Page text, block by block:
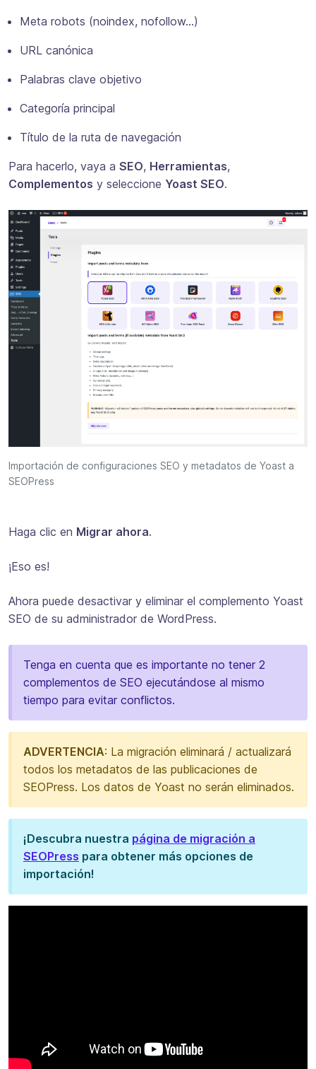
Meta robots (noindex, nofollow…)
URL canónica
Palabras clave objetivo
Categoría principal
Título de la ruta de navegación
Para hacerlo, vaya a SEO, Herramientas,
Complementos y seleccione Yoast SEO.
Importación de configuraciones SEO y metadatos de Yoast a
SEOPress
Haga clic en Migrar ahora.
¡Eso es!
Ahora puede desactivar y eliminar el complemento Yoast
SEO de su administrador de WordPress.
Tenga en cuenta que es importante no tener 2
complementos de SEO ejecutándose al mismo
tiempo para evitar conflictos.
ADVERTENCIA: La migración eliminará / actualizará
todos los metadatos de las publicaciones de
SEOPress. Los datos de Yoast no serán eliminados.
¡Descubra nuestra página de migración a
SEOPress para obtener más opciones de
importación!